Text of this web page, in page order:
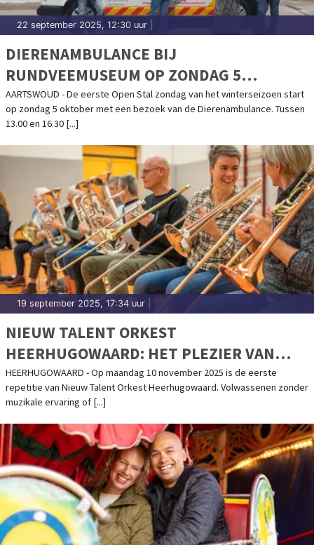
22 september 2025, 12:30 uur
DIERENAMBULANCE BIJ
RUNDVEEMUSEUM OP ZONDAG 5
OKTOBER
AARTSWOUD - De eerste Open Stal zondag van het winterseizoen start
op zondag 5 oktober met een bezoek van de Dierenambulance. Tussen
13.00 en 16.30 [...]
19 september 2025, 17:34 uur
NIEUW TALENT ORKEST
HEERHUGOWAARD: HET PLEZIER VAN
SAMEN MUZIEK MAKEN!
HEERHUGOWAARD - Op maandag 10 november 2025 is de eerste
repetitie van Nieuw Talent Orkest Heerhugowaard. Volwassenen zonder
muzikale ervaring of [...]